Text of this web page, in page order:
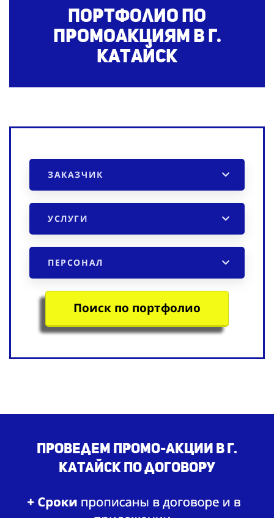
Портфолио по
промоакциямв г.
Катайск
ЗАКАЗЧИК
УСЛУГИ
ПЕРСОНАЛ
Поиск по портфолио
Проведем промо-акции в г.
Катайск по договору